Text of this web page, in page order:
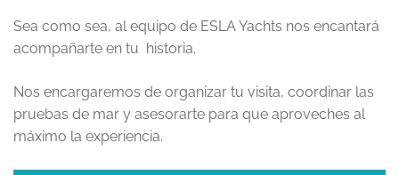
Sea como sea, al equipo de ESLA Yachts nos encantará
acompañarte en tu historia.
Nos encargaremos de organizar tu visita, coordinar las
pruebas de mar y asesorarte para que aproveches al
máximo la experiencia.